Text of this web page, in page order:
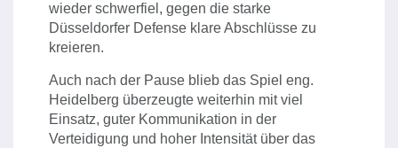
wieder schwerfiel, gegen die starke
Düsseldorfer Defense klare Abschlüsse zu
kreieren.
Auch nach der Pause blieb das Spiel eng.
Heidelberg überzeugte weiterhin mit viel
Einsatz, guter Kommunikation in der
Verteidigung und hoher Intensität über das